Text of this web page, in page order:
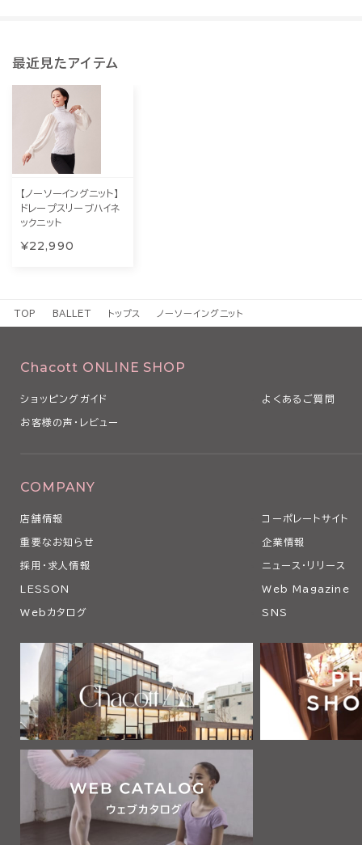
最近見たアイテム
【ノーソーイングニット】
ドレープスリーブハイネ
ックニット
¥22,990
TOP BALLET トップス ノーソーイングニット
Chacott ONLINE SHOP
ショッピングガイド よくあるご質問
お客様の声・レビュー
COMPANY
店舗情報 コーポレートサイト
重要なお知らせ 企業情報
採用・求人情報 ニュース・リリース
LESSON Web Magazine
Webカタログ SNS